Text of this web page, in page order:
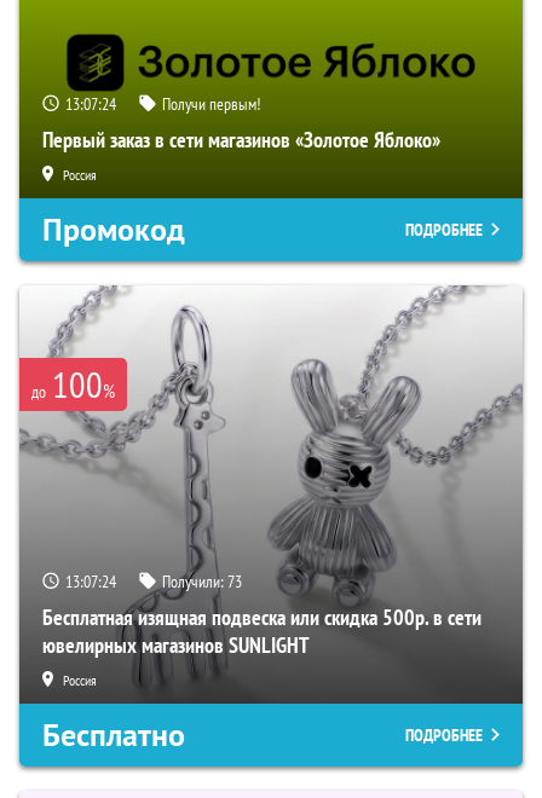
13:07:23 Получи первым!
Первый заказ в сети магазинов «Золотое Яблоко»
Россия
Промокод ПОДРОБНЕЕ
до 100%
13:07:23 Получили:73
Бесплатная изящная подвеска или скидка 500р. в сети
ювелирных магазинов SUNLIGHT
Россия
Бесплатно ПОДРОБНЕЕ